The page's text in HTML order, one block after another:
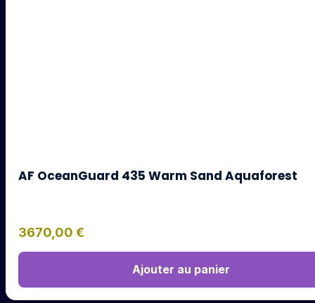
AF OceanGuard 435 Warm Sand Aquaforest
3670,00 €
Ajouter au panier